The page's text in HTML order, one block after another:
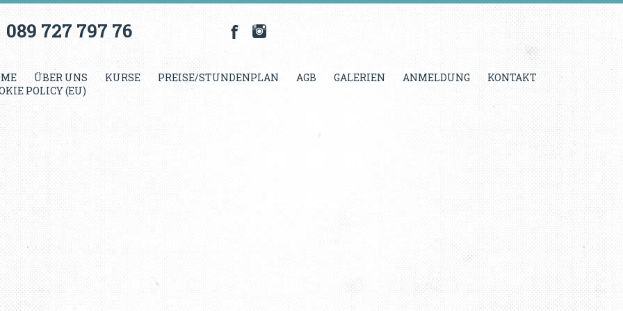
089 727 797 76
ÜBER UNS KURSE PREISE/STUNDENPLAN AGB GALERIEN ANMELDUNG
KONTAKT
POLICY (EU)